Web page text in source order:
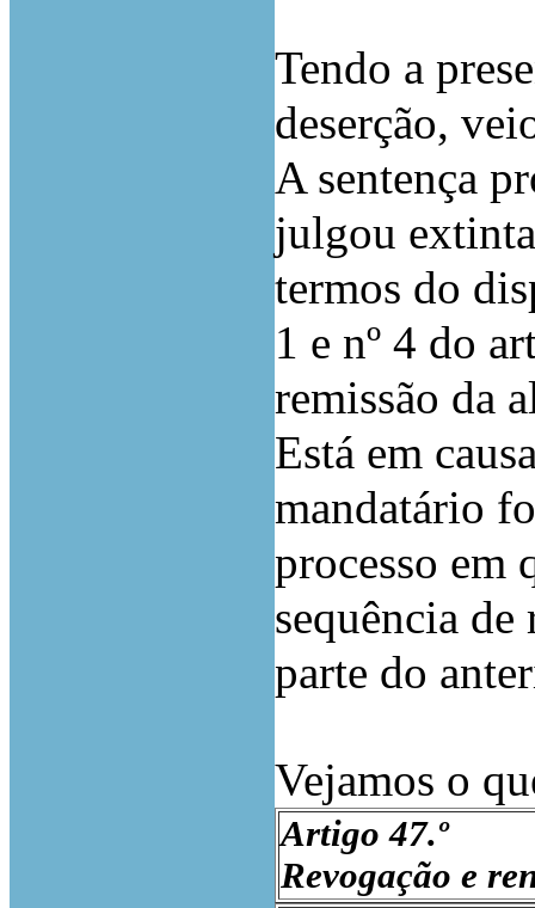
Tendo a
deserção,
A sentença
julgou
termos do
1 e nº 4 do
remissão da
Está em
mandatário
processo em
sequência
parte do
Vejamos o
Artigo 47.º
Revogação e